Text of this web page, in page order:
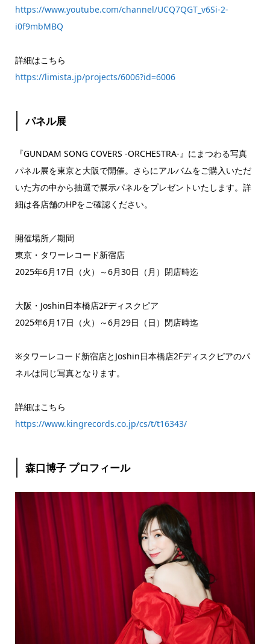
https://www.youtube.com/channel/UCQ7QGT_v6Si-2-
i0f9mbMBQ
詳細はこちら
https://limista.jp/projects/6006?id=6006
パネル展
『GUNDAM SONG COVERS -ORCHESTRA-』にまつわる写真
パネル展を東京と大阪で開催。さらにアルバムをご購入いただ
いた方の中から抽選で展示パネルをプレゼントいたします。詳
細は各店舗のHPをご確認ください。
開催場所／期間
東京・タワーレコード新宿店
2025年6月17日（火）～6月30日（月）閉店時迄
大阪・Joshin日本橋店2Fディスクピア
2025年6月17日（火）～6月29日（日）閉店時迄
※タワーレコード新宿店とJoshin日本橋店2Fディスクピアのパ
ネルは同じ写真となります。
詳細はこちら
https://www.kingrecords.co.jp/cs/t/t16343/
森口博子 プロフィール